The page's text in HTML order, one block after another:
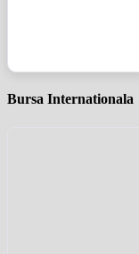
Bursa Internationala